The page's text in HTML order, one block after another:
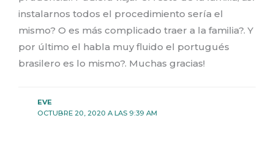
instalarnos todos el procedimiento sería el
mismo? O es más complicado traer a la familia?. Y
por último el habla muy fluido el portugués
brasilero es lo mismo?. Muchas gracias!
EVE
OCTUBRE 20, 2020 A LAS 9:39 AM